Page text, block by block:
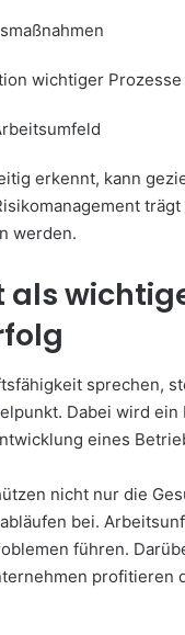
wichtiger Prozesse
erkennt, kann
werden.
sprechen,
Dabei wird
eines
nicht nur die
bei.
führen.